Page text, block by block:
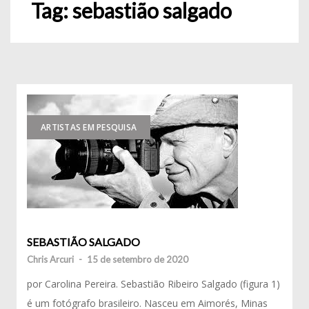
Tag:sebastião salgado
ARTISTAS EM PESQUISA
SEBASTIÃO SALGADO
Chris Arcuri - 15 de setembro de 2020
por Carolina Pereira. Sebastião Ribeiro Salgado (figura 1)
é um fotógrafo brasileiro. Nasceu em Aimorés, Minas